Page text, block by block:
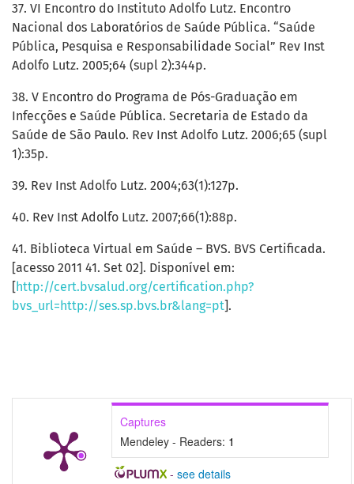
Captures
Mendeley - Readers: 1
- see details
37. VI Encontro do Instituto Adolfo Lutz. Encontro
Nacional dos Laboratórios de Saúde Pública. “Saúde
Pública, Pesquisa e Responsabilidade Social” Rev Inst
Adolfo Lutz. 2005;64 (supl 2):344p.
38. V Encontro do Programa de Pós-Graduação em
Infecções e Saúde Pública. Secretaria de Estado da
Saúde de São Paulo. Rev Inst Adolfo Lutz. 2006;65 (supl
1):35p.
39. Rev Inst Adolfo Lutz. 2004;63(1):127p.
40. Rev Inst Adolfo Lutz. 2007;66(1):88p.
41. Biblioteca Virtual em Saúde – BVS. BVS Certificada.
[acesso 2011 41. Set 02]. Disponível em:
[ http://cert.bvsalud.org/certification.php?
bvs_url=http://ses.sp.bvs.br&lang=pt].